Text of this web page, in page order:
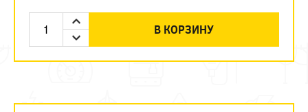
В КОРЗИНУ